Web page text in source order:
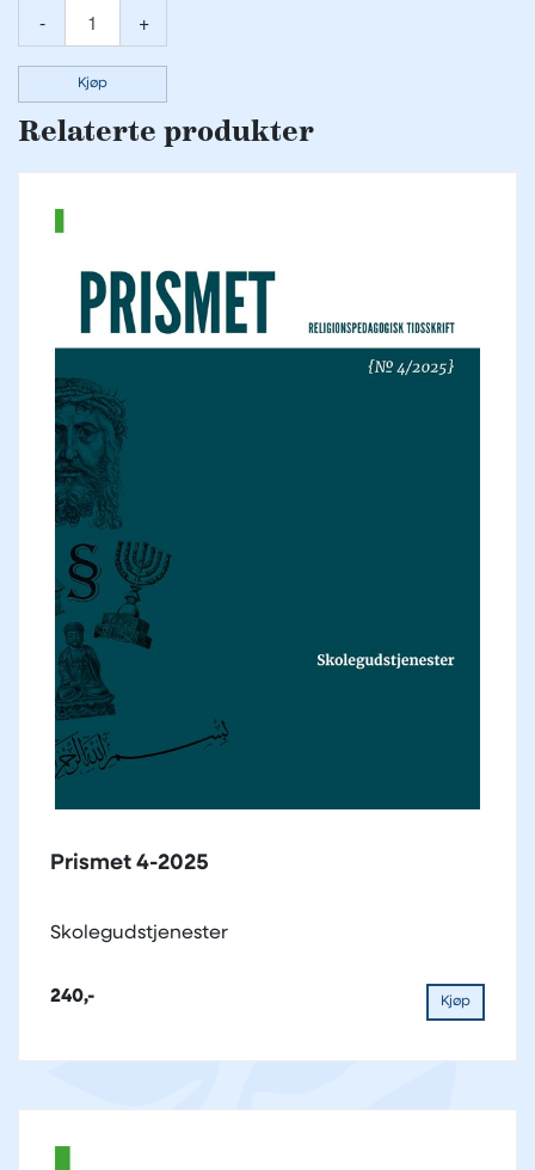
- +
Kjøp
Relaterte produkter
Prismet 4-2025
Skolegudstjenester
240,- Kjøp